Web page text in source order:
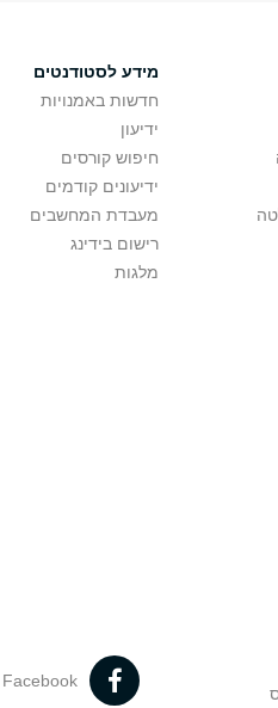
מידע לסטודנטים
חדשות באמנויות
ידיעון
חיפוש קורסים
ידיעונים קודמים
מעבדת המחשבים
רישום בידינג
מלגות
Facebook